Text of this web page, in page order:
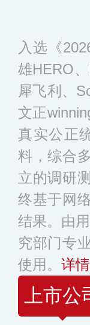
入选《
雄HERO
犀飞利、
文正
真实公正
料，综合
立的调研
终基于网
结果。由
究部门专
使用。 详
上市公